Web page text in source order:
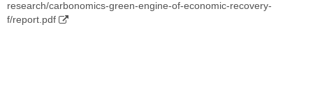
research/carbonomics-green-engine-of-economic-recovery-
f/report.pdf